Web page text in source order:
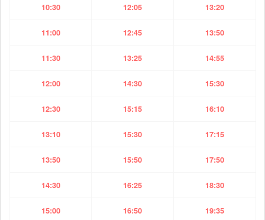
10:30 12:05 13:20
11:00 12:45 13:50
11:30 13:25 14:55
12:00 14:30 15:30
12:30 15:15 16:10
13:10 15:30 17:15
13:50 15:50 17:50
14:30 16:25 18:30
15:00 16:50 19:35